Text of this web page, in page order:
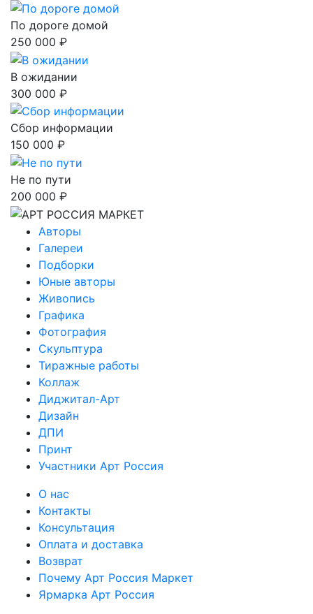
По дороге домой
250 000 ₽
В ожидании
300 000 ₽
Сбор информации
150 000 ₽
Не по пути
200 000 ₽
Авторы
Галереи
Подборки
Юные авторы
Живопись
Графика
Фотография
Скульптура
Тиражные работы
Коллаж
Диджитал-Арт
Дизайн
ДПИ
Принт
Участники Арт Россия
О нас
Контакты
Консультация
Оплата и доставка
Возврат
Почему Арт Россия Маркет
Ярмарка Арт Россия